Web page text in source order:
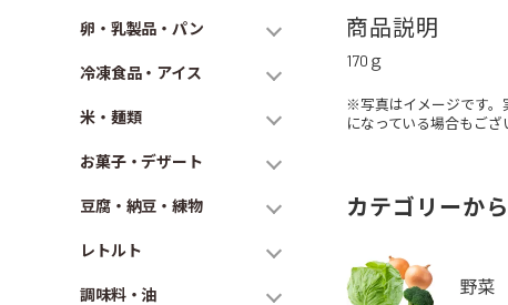
卵・乳製品・パン
冷凍食品・アイス
米・麺類
お菓子・デザート
豆腐・納豆・練物
レトルト
調味料・油
商品説明
170ｇ
※写真はイメージです。
になっている場合もご
カテゴリーか